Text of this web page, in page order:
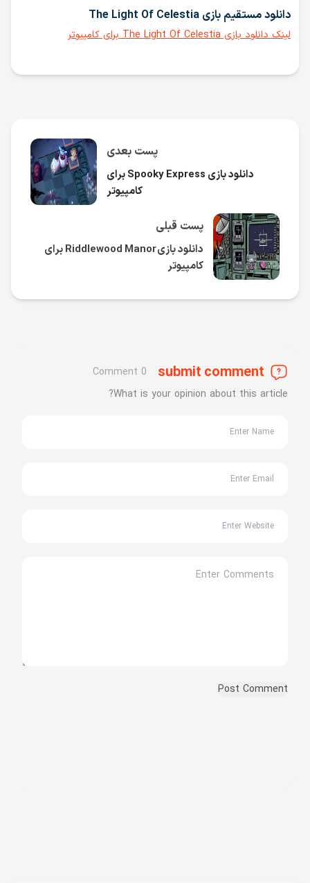
دانلود مستقیم بازی The Light Of Celestia
لینک دانلود بازی The Light Of Celestia برای کامپیوتر
پست قبلی
دانلود بازی Riddlewood Manor برای
کامپیوتر
پست بعدی
دانلود بازی Spooky Express برای
کامپیوتر
submit comment
0 Comment
What is your opinion about this article?